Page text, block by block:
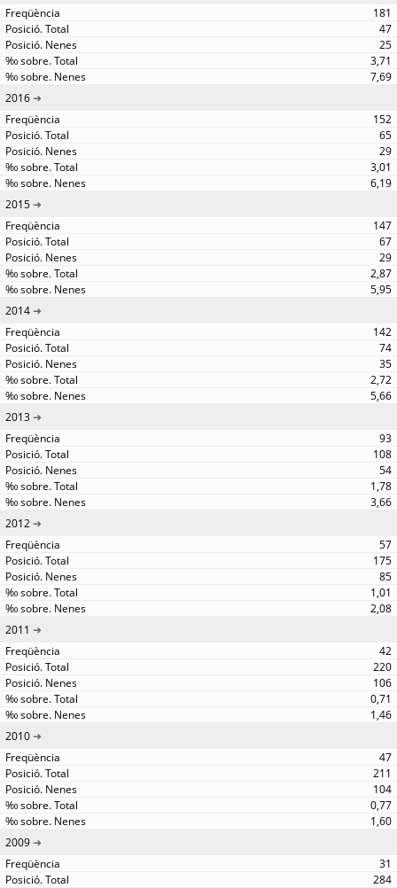
181
47
25
3,71
7,69
2016
152
65
29
3,01
6,19
2015
147
67
29
2,87
5,95
2014
142
74
35
2,72
5,66
2013
93
108
54
1,78
3,66
2012
57
175
85
1,01
2,08
2011
42
220
106
0,71
1,46
2010
47
211
104
0,77
1,60
2009
31
284